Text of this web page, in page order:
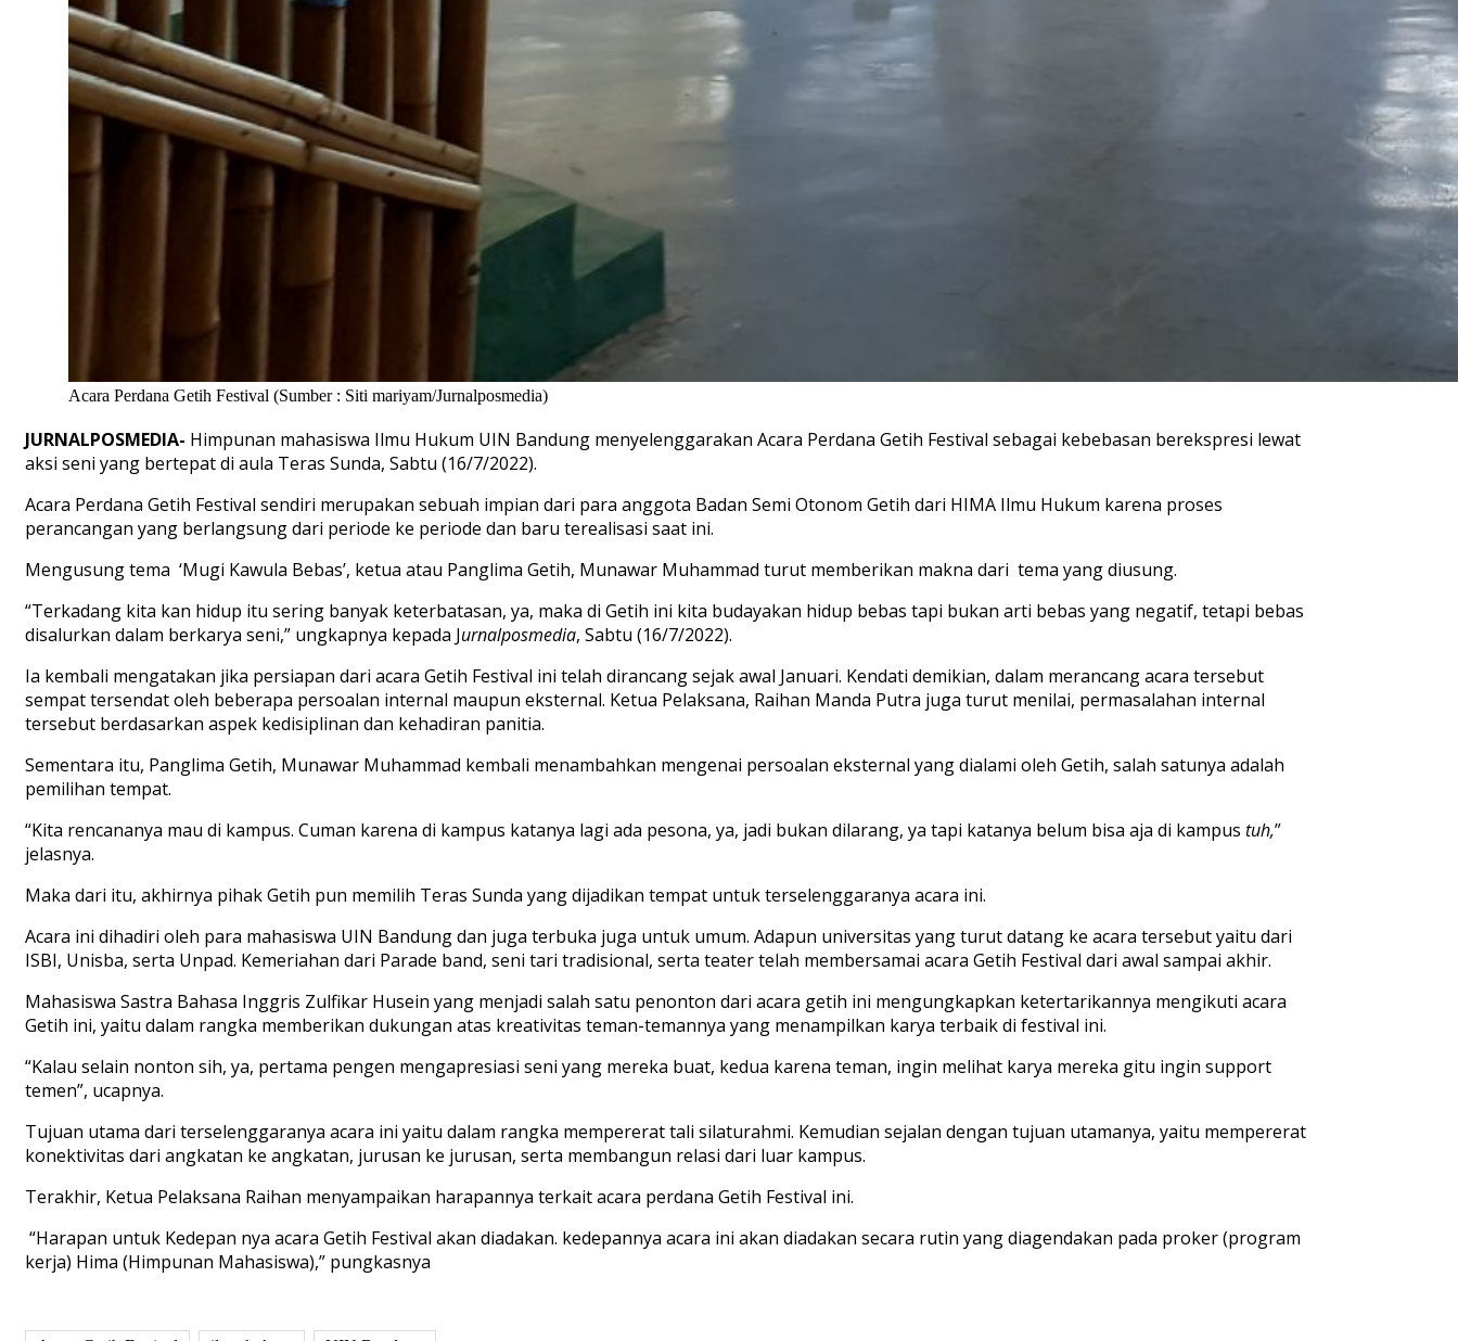
Acara Perdana Getih Festival (Sumber : Siti mariyam/Jurnalposmedia)
JURNALPOSMEDIA- Himpunan mahasiswa Ilmu Hukum UIN Bandung menyelenggarakan Acara Perdana Getih Festival sebagai kebebasan berekspresi lewat
aksi seni yang bertepat di aula Teras Sunda, Sabtu (16/7/2022).
Acara Perdana Getih Festival sendiri merupakan sebuah impian dari para anggota Badan Semi Otonom Getih dari HIMA Ilmu Hukum karena proses
perancangan yang berlangsung dari periode ke periode dan baru terealisasi saat ini.
Mengusung tema ‘Mugi Kawula Bebas’, ketua atau Panglima Getih, Munawar Muhammad turut memberikan makna dari tema yang diusung.
“Terkadang kita kan hidup itu sering banyak keterbatasan, ya, maka di Getih ini kita budayakan hidup bebas tapi bukan arti bebas yang negatif, tetapi bebas
disalurkan dalam berkarya seni,” ungkapnya kepada Jurnalposmedia, Sabtu (16/7/2022).
Ia kembali mengatakan jika persiapan dari acara Getih Festival ini telah dirancang sejak awal Januari. Kendati demikian, dalam merancang acara tersebut
sempat tersendat oleh beberapa persoalan internal maupun eksternal. Ketua Pelaksana, Raihan Manda Putra juga turut menilai, permasalahan internal
tersebut berdasarkan aspek kedisiplinan dan kehadiran panitia.
Sementara itu, Panglima Getih, Munawar Muhammad kembali menambahkan mengenai persoalan eksternal yang dialami oleh Getih, salah satunya adalah
pemilihan tempat.
“Kita rencananya mau di kampus. Cuman karena di kampus katanya lagi ada pesona, ya, jadi bukan dilarang, ya tapi katanya belum bisa aja di kampus tuh,”
jelasnya.
Maka dari itu, akhirnya pihak Getih pun memilih Teras Sunda yang dijadikan tempat untuk terselenggaranya acara ini.
Acara ini dihadiri oleh para mahasiswa UIN Bandung dan juga terbuka juga untuk umum. Adapun universitas yang turut datang ke acara tersebut yaitu dari
ISBI, Unisba, serta Unpad. Kemeriahan dari Parade band, seni tari tradisional, serta teater telah membersamai acara Getih Festival dari awal sampai akhir.
Mahasiswa Sastra Bahasa Inggris Zulfikar Husein yang menjadi salah satu penonton dari acara getih ini mengungkapkan ketertarikannya mengikuti acara
Getih ini, yaitu dalam rangka memberikan dukungan atas kreativitas teman-temannya yang menampilkan karya terbaik di festival ini.
“Kalau selain nonton sih, ya, pertama pengen mengapresiasi seni yang mereka buat, kedua karena teman, ingin melihat karya mereka gitu ingin support
temen”, ucapnya.
Tujuan utama dari terselenggaranya acara ini yaitu dalam rangka mempererat tali silaturahmi. Kemudian sejalan dengan tujuan utamanya, yaitu mempererat
konektivitas dari angkatan ke angkatan, jurusan ke jurusan, serta membangun relasi dari luar kampus.
Terakhir, Ketua Pelaksana Raihan menyampaikan harapannya terkait acara perdana Getih Festival ini.
“Harapan untuk Kedepan nya acara Getih Festival akan diadakan. kedepannya acara ini akan diadakan secara rutin yang diagendakan pada proker (program
kerja) Hima (Himpunan Mahasiswa),” pungkasnya